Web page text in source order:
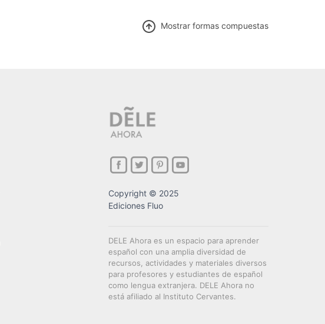
Mostrar formas compuestas
Copyright © 2025
Ediciones Fluo
DELE Ahora es un espacio para aprender
español con una amplia diversidad de
recursos, actividades y materiales diversos
para profesores y estudiantes de español
como lengua extranjera. DELE Ahora no
está afiliado al Instituto Cervantes.